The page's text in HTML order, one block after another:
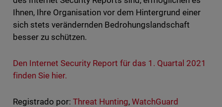
Ihnen, Ihre Organisation vor dem Hintergrund einer
sich stets verändernden Bedrohungslandschaft
besser zu schützen.
Den Internet Security Report für das 1. Quartal 2021
finden Sie hier.
Registrado por: Threat Hunting,WatchGuard